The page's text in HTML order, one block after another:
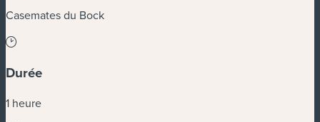
Casemates du Bock
Durée
1 heure